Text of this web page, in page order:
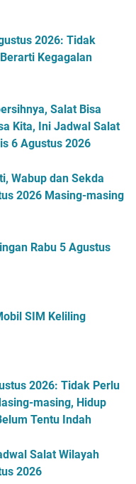
2026: Tidak
Kegagalan
Salat Bisa
Kita, Ini Jadwal Salat
6 Agustus 2026
Wabup dan Sekda
2026 Masing-masing
Rabu 5 Agustus
SIM Keliling
2026: Tidak Perlu
masing, Hidup
Tentu Indah
Salat Wilayah
2026